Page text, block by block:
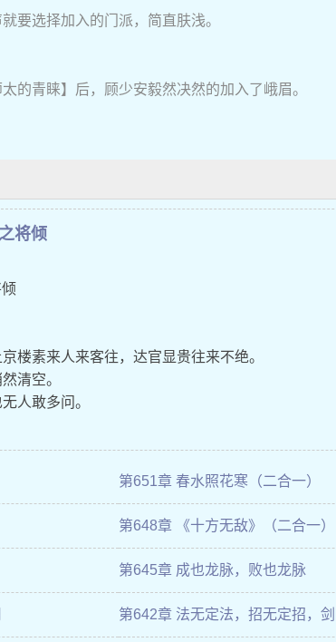
要选择加入的门派，简直肤浅。
的青睐】后，顾少安毅然决然的加入了峨眉。
将倾
楼素来人来客往，达官显贵往来不绝。
清空。
人敢多问。
第651章 春水照花寒（二合一）
第648章 《十方无敌》（二合一）
第645章 成也龙脉，败也龙脉
第642章 法无定法，招无定招，